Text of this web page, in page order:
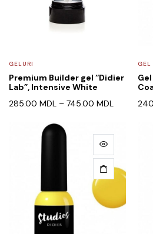
GELURI
Premium Builder gel “Didier
Lab”, Intensive White
285.00 MDL – 745.00 MDL